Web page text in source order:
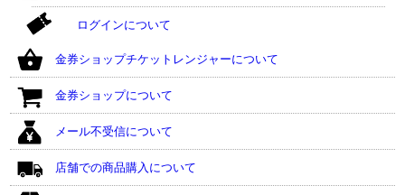
ログインについて
金券ショップチケットレンジャーについて
金券ショップについて
メール不受信について
店舗での商品購入について